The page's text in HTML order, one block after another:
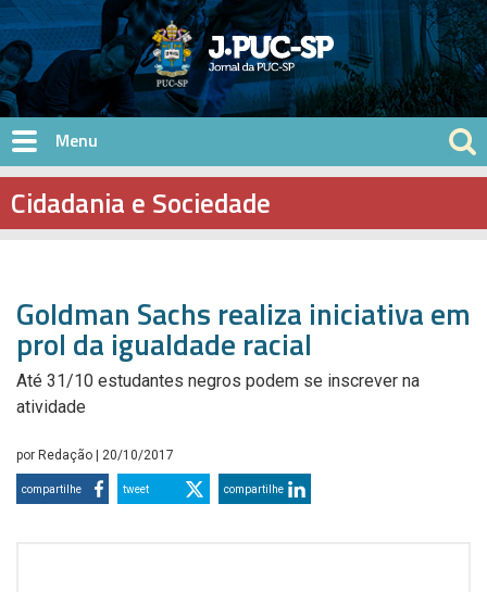
Pular para o conteúdo principal
Cidadania e Sociedade
Goldman Sachs realiza iniciativa em
prol da igualdade racial
Até 31/10 estudantes negros podem se inscrever na
atividade
por Redação | 20/10/2017
compartilhe tweet compartilhe